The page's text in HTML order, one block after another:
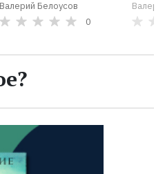
Валерий Белоусов
0